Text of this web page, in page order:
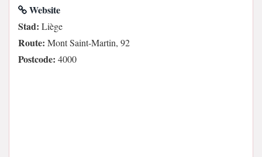
Website
Stad: Liège
Route: Mont Saint-Martin, 92
Postcode: 4000